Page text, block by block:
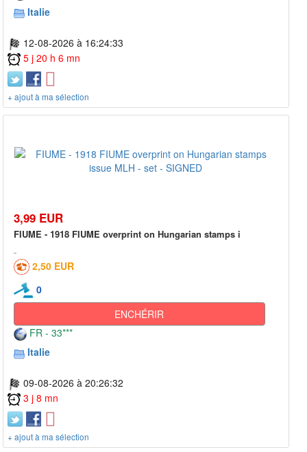
Italie
12-08-2026 à 16:24:33
5 j 20 h 6 mn
+ ajout à ma sélection
3,99 EUR
FIUME - 1918 FIUME overprint on Hungarian stamps i
2,50 EUR
0
ENCHÉRIR
FR - 33***
Italie
09-08-2026 à 20:26:32
3 j 8 mn
+ ajout à ma sélection